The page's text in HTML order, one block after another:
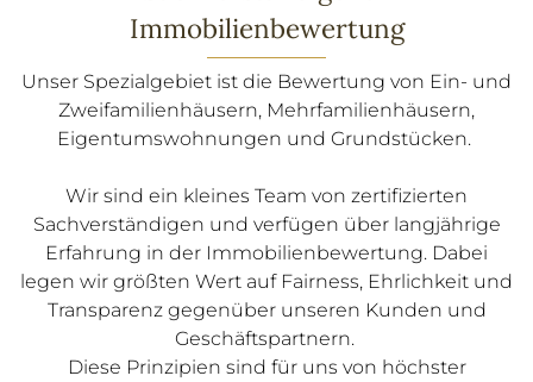
Immobilienbewertung
Unser Spezialgebiet ist die Bewertung von Ein- und
Zweifamilienhäusern, Mehrfamilienhäusern,
Eigentumswohnungen und Grundstücken.
Wir sind ein kleines Team von zertifizierten
Sachverständigen und verfügen über langjährige
Erfahrung in der Immobilienbewertung. Dabei
legen wir größten Wert auf Fairness, Ehrlichkeit und
Transparenz gegenüber unseren Kunden und
Geschäftspartnern.
Diese Prinzipien sind für uns von höchster